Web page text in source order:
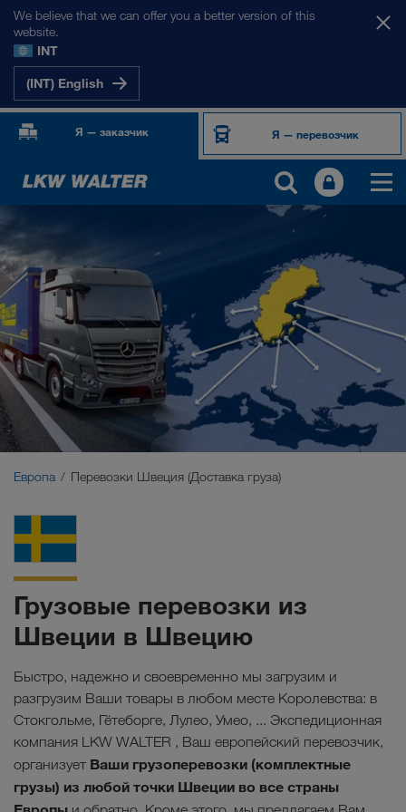
We believe that we can offer you a better version of this
website.
INT
(INT) English
Я — заказчик Я — перевозчик
НАШИ РЫНКИ
Европа
Центральная Азия
Россия
Ближний Восток
Европа Перевозки Швеция (Доставка груза)
Грузовые перевозки из
Швеции в Швецию
Быстро, надежно и своевременно мы загрузим и
разгрузим Ваши товары в любом месте Королевства: в
Стокгольме, Гётеборге, Лулео, Умео, ... Экспедиционная
компания LKW WALTER , Ваш европейский перевозчик,
организует Ваши грузоперевозки (комплектные
грузы) из любой точки Швеции во все страны